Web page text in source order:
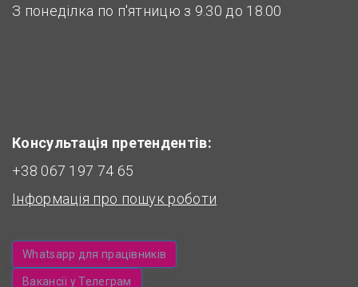
З понеділка по п'ятницю з 9.30 до 18.00
Консультація претендентів:
+38 067 197 74 65
Інформація про пошук роботи
Whatsapp для працівників
Вакансії у Телеграм